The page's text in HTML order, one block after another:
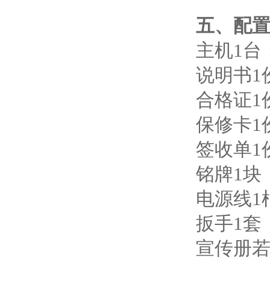
五、配
主机1台
说明书1
合格证1
保修卡1
签收单1
铭牌1块
电源线1
扳手1套
宣传册